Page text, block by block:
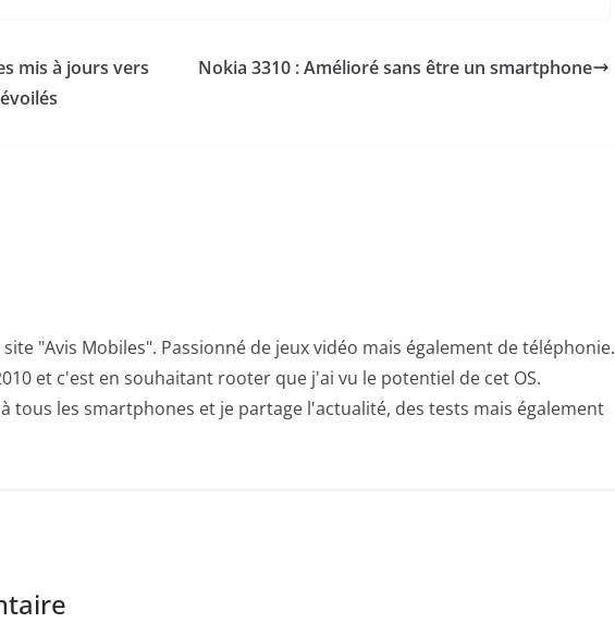
mis à jours vers
Nokia 3310 : Amélioré sans être un smartphone
"Avis Mobiles". Passionné de jeux vidéo mais également de téléphonie.
et c'est en souhaitant rooter que j'ai vu le potentiel de cet OS.
tous les smartphones et je partage l'actualité, des tests mais également